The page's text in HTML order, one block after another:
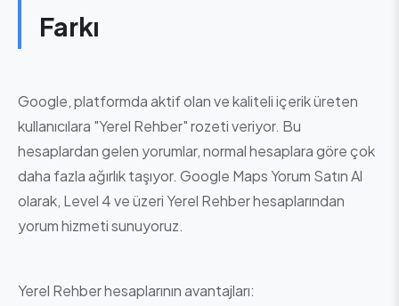
Farkı
Google, platformda aktif olan ve kaliteli içerik üreten
kullanıcılara "Yerel Rehber" rozeti veriyor. Bu
hesaplardan gelen yorumlar, normal hesaplara göre çok
daha fazla ağırlık taşıyor. Google Maps Yorum Satın Al
olarak, Level 4 ve üzeri Yerel Rehber hesaplarından
yorum hizmeti sunuyoruz.
Yerel Rehber hesaplarının avantajları: